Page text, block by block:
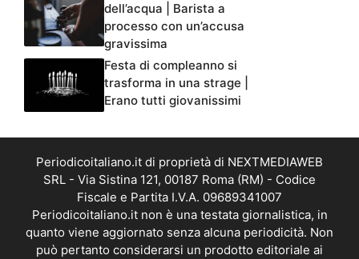
dell’acqua | Barista a
processo con un’accusa
gravissima
Festa di compleanno si
trasforma in una strage |
Erano tutti giovanissimi
Periodicoitaliano.it di proprietà di NEXTMEDIAWEB
SRL - Via Sistina 121, 00187 Roma (RM) - Codice
Fiscale e Partita I.V.A. 09689341007
Periodicoitaliano.it non è una testata giornalistica, in
quanto viene aggiornato senza alcuna periodicità. Non
può pertanto considerarsi un prodotto editoriale ai